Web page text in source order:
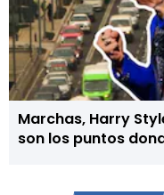
Marchas, Harry
son los puntos